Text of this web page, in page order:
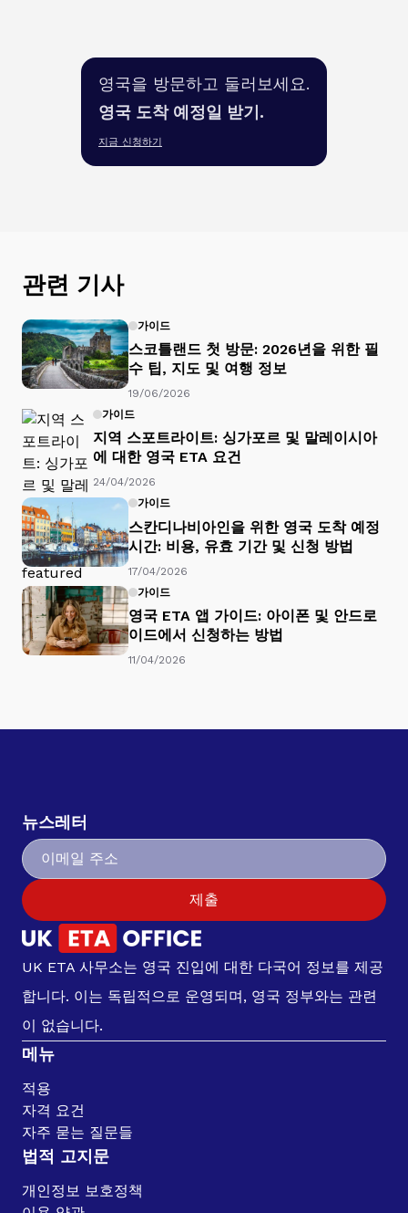
영국을 방문하고 둘러보세요.
영국 도착 예정일 받기.
지금 신청하기
관련 기사
가이드
스코틀랜드 첫 방문: 2026년을 위한 필
수 팁, 지도 및 여행 정보
19/06/2026
가이드
지역 스포트라이트: 싱가포르 및 말레이시아
에 대한 영국 ETA 요건
24/04/2026
가이드
스칸디나비아인을 위한 영국 도착 예정
시간: 비용, 유효 기간 및 신청 방법
17/04/2026
가이드
영국 ETA 앱 가이드: 아이폰 및 안드로
이드에서 신청하는 방법
11/04/2026
뉴스레터
제출
UK ETA 사무소는 영국 진입에 대한 다국어 정보를 제공
합니다. 이는 독립적으로 운영되며, 영국 정부와는 관련
이 없습니다.
메뉴
적용
자격 요건
자주 묻는 질문들
법적 고지문
개인정보 보호정책